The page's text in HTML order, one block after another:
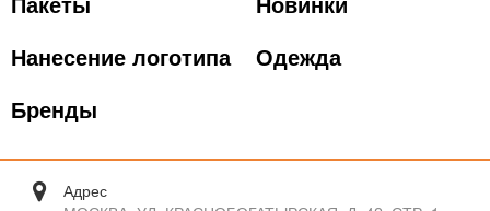
Нанесение логотипа
Одежда
Бренды
Адрес